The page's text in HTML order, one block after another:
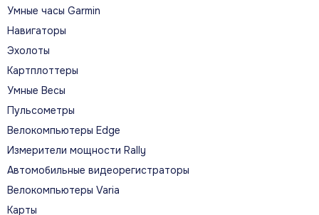
ДОЛЬШЕ В ПУТИ. СИЛЬНЕЕ
КАЖДЫЙ ДЕНЬ.
Прочные мультиспортивные GPS-часы fēnix 7X
через стекло Power Sapphire, увеличивая время
работы тренировочных, навигационных и
оздоровительных функций.
Умные часы Garmin
Навигаторы
Эхолоты
Картплоттеры
Умные Весы
Пульсометры
Велокомпьютеры Edge
Измерители мощности Rally
Автомобильные видеорегистраторы
Велокомпьютеры Varia
Карты